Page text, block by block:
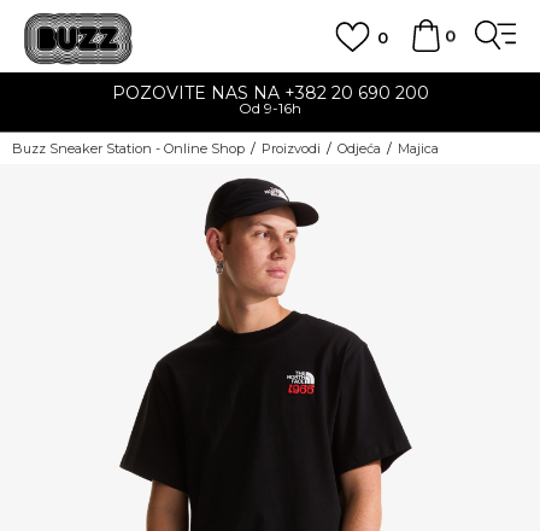
0
0
POZOVITE NAS NA +382 20 690 200
Od 9-16h
Buzz Sneaker Station - Online Shop Proizvodi Odjeća Majica